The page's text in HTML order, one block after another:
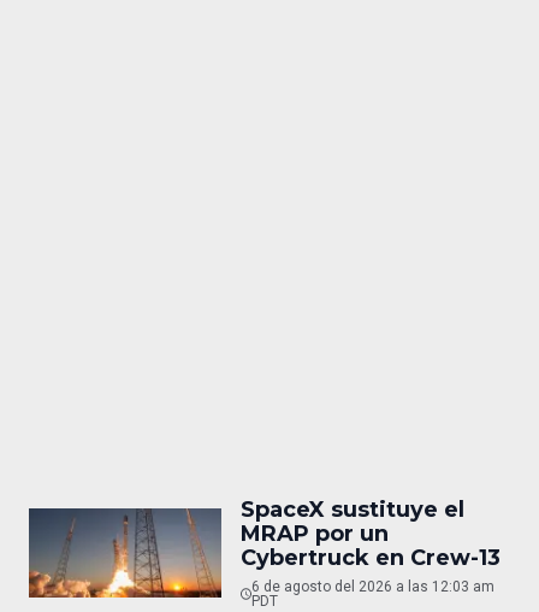
SpaceX sustituye el
MRAP por un
Cybertruck en Crew-13
6 de agosto del 2026 a las 12:03 am
PDT